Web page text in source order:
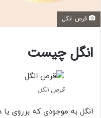
قرص انگل
انگل چیست
قرص انگل
انگل به موجودی که برروی